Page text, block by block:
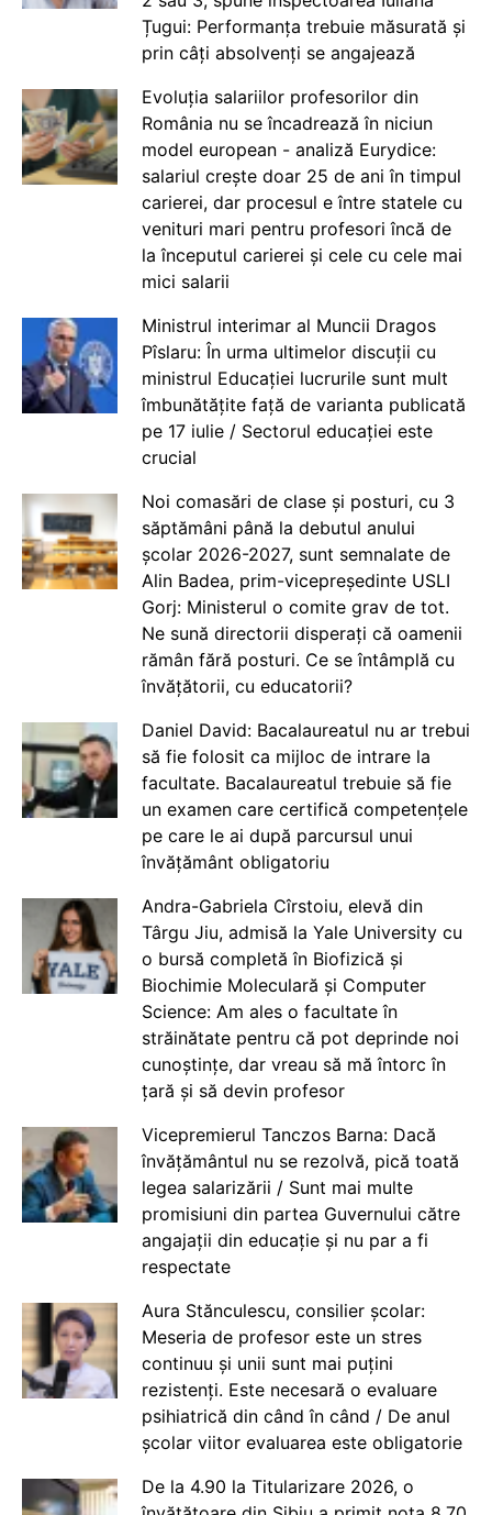
Țugui: Performanța trebuie măsurată și
prin câți absolvenți se angajează
Evoluția salariilor profesorilor din
România nu se încadrează în niciun
model european - analiză Eurydice:
salariul crește doar 25 de ani în timpul
carierei, dar procesul e între statele cu
venituri mari pentru profesori încă de
la începutul carierei și cele cu cele mai
mici salarii
Ministrul interimar al Muncii Dragos
Pîslaru: În urma ultimelor discuții cu
ministrul Educației lucrurile sunt mult
îmbunătățite față de varianta publicată
pe 17 iulie / Sectorul educației este
crucial
Noi comasări de clase și posturi, cu 3
săptămâni până la debutul anului
școlar 2026-2027, sunt semnalate de
Alin Badea, prim-vicepreședinte USLI
Gorj: Ministerul o comite grav de tot.
Ne sună directorii disperați că oamenii
rămân fără posturi. Ce se întâmplă cu
învățătorii, cu educatorii?
Daniel David: Bacalaureatul nu ar trebui
să fie folosit ca mijloc de intrare la
facultate. Bacalaureatul trebuie să fie
un examen care certifică competențele
pe care le ai după parcursul unui
învățământ obligatoriu
Andra-Gabriela Cîrstoiu, elevă din
Târgu Jiu, admisă la Yale University cu
o bursă completă în Biofizică și
Biochimie Moleculară și Computer
Science: Am ales o facultate în
străinătate pentru că pot deprinde noi
cunoștințe, dar vreau să mă întorc în
țară și să devin profesor
Vicepremierul Tanczos Barna: Dacă
învățământul nu se rezolvă, pică toată
legea salarizării / Sunt mai multe
promisiuni din partea Guvernului către
angajații din educație și nu par a fi
respectate
Aura Stănculescu, consilier școlar:
Meseria de profesor este un stres
continuu și unii sunt mai puțini
rezistenți. Este necesară o evaluare
psihiatrică din când în când / De anul
școlar viitor evaluarea este obligatorie
De la 4.90 la Titularizare 2026, o